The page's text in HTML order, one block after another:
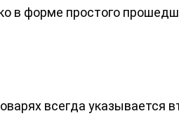
в форме простого
всегда указывается